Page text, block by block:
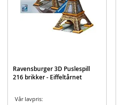
Ravensburger 3D Puslespill
216 brikker - Eiffeltårnet
Vår lavpris: